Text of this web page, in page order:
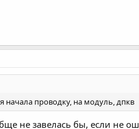
начала проводку, на модуль, дпкв
не завелась бы, если не